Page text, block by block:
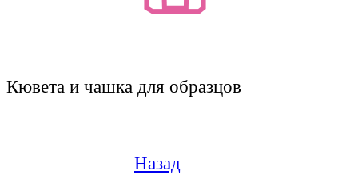
Кювета и чашка для образцов
Назад